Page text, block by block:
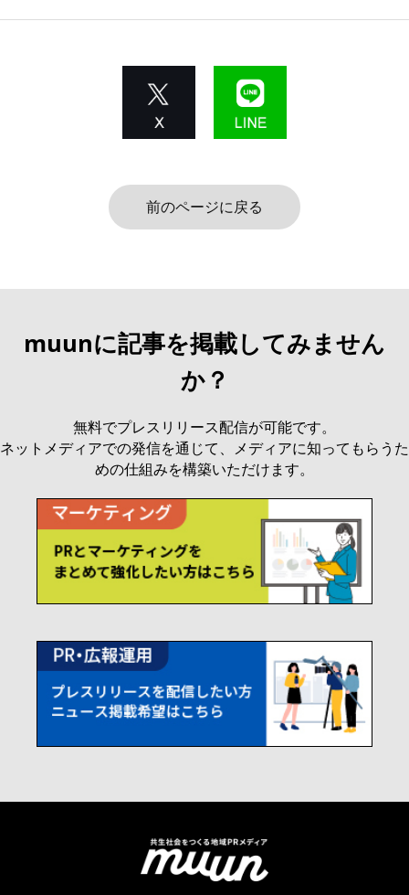
前のページに戻る
muunに記事を掲載してみません
か？
無料でプレスリリース配信が可能です。
ネットメディアでの発信を通じて、メディアに知ってもらうた
めの仕組みを構築いただけます。